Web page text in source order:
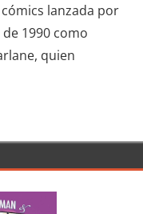
lanzada por
1990 como
quien